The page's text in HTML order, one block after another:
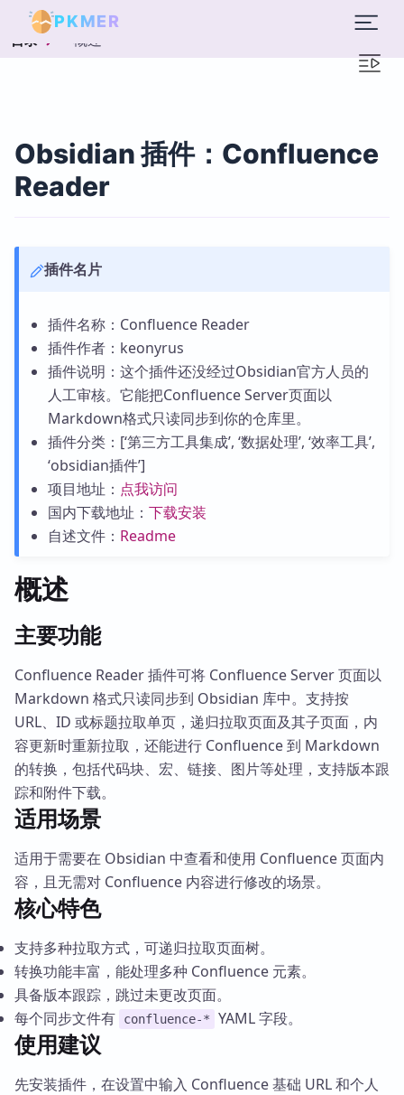
PKMER
目录 概述
Obsidian 插件：Confluence
Reader
插件名片
插件名称：Confluence Reader
插件作者：keonyrus
插件说明：这个插件还没经过Obsidian官方人员的
人工审核。它能把Confluence Server页面以
Markdown格式只读同步到你的仓库里。
插件分类：[‘第三方工具集成’, ‘数据处理’, ‘效率工具’,
‘obsidian插件’]
项目地址： 点我访问
国内下载地址： 下载安装
自述文件： Readme
概述
主要功能
Confluence Reader 插件可将 Confluence Server 页面以
Markdown 格式只读同步到 Obsidian 库中。支持按
URL、ID 或标题拉取单页，递归拉取页面及其子页面，内
容更新时重新拉取，还能进行 Confluence 到 Markdown
的转换，包括代码块、宏、链接、图片等处理，支持版本跟
踪和附件下载。
适用场景
适用于需要在 Obsidian 中查看和使用 Confluence 页面内
容，且无需对 Confluence 内容进行修改的场景。
核心特色
支持多种拉取方式，可递归拉取页面树。
转换功能丰富，能处理多种 Confluence 元素。
具备版本跟踪，跳过未更改页面。
每个同步文件有
confluence-* YAML 字段。
使用建议
先安装插件，在设置中输入 Confluence 基础 URL 和个人